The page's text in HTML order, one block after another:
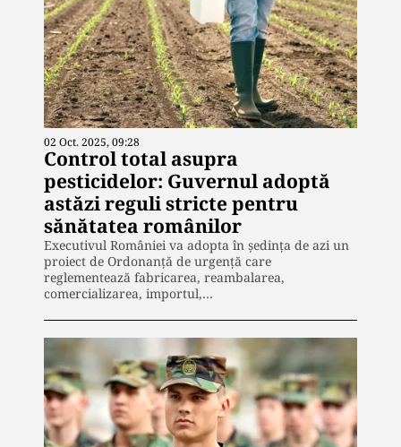
02 Oct. 2025, 09:28
Control total asupra
pesticidelor: Guvernul adoptă
astăzi reguli stricte pentru
sănătatea românilor
Executivul României va adopta în ședința de azi un
proiect de Ordonanță de urgență care
reglementează fabricarea, reambalarea,
comercializarea, importul,…